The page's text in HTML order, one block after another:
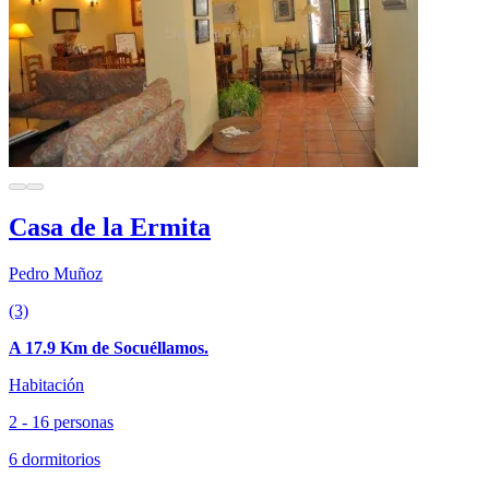
Casa de la Ermita
Pedro Muñoz
(3)
A 17.9 Km de Socuéllamos.
Habitación
2 - 16 personas
6 dormitorios